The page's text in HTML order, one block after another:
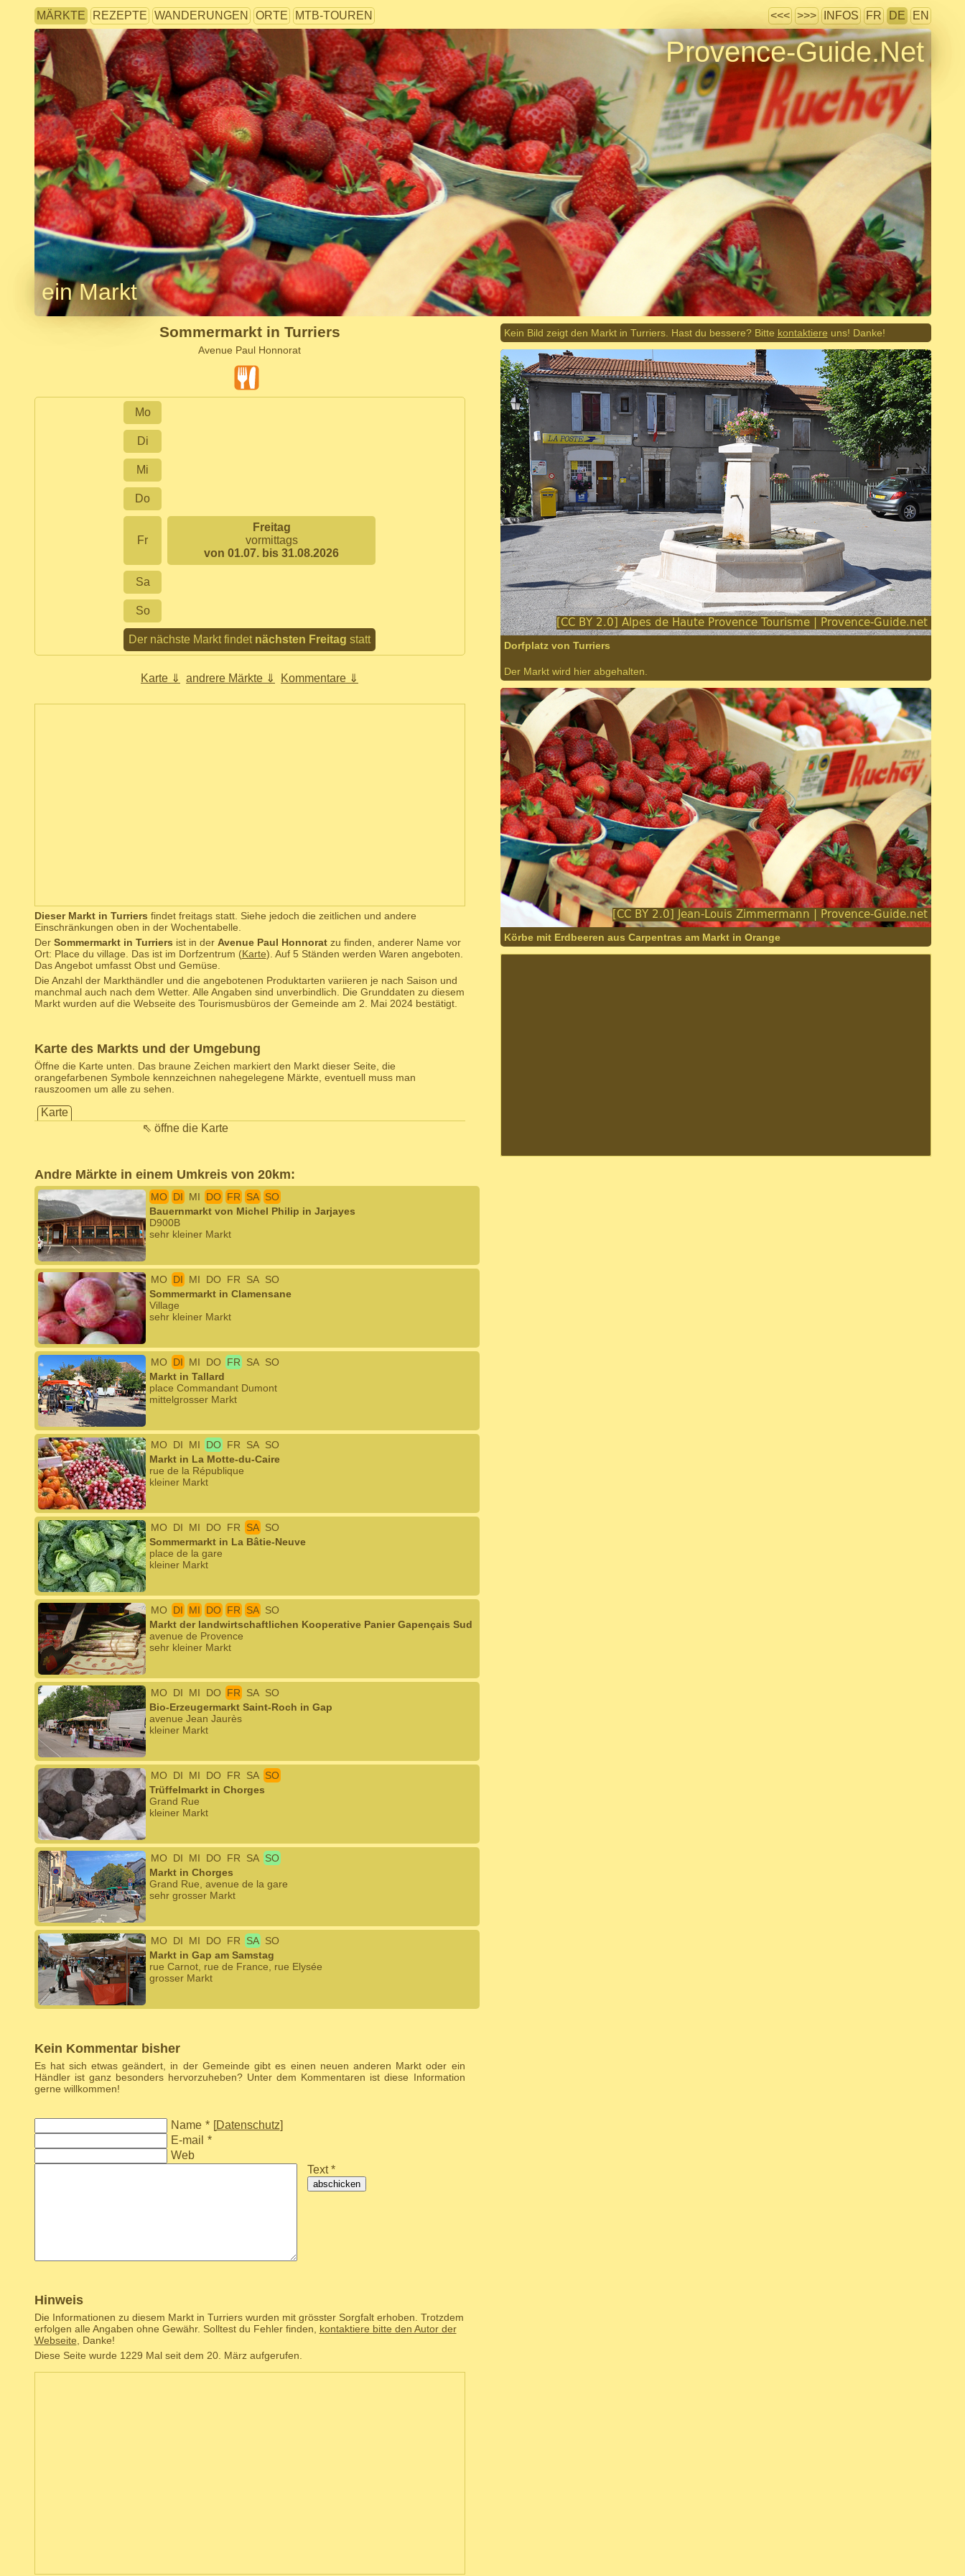
MÄRKTE REZEPTE WANDERUNGEN ORTE MTB-TOUREN <<< >>> INFOS FR DE EN
Provence-Guide.Net
ein Markt
Sommermarkt in Turriers
Avenue Paul Honnorat
Mo
Di
Mi
Do
Fr
Freitag
vormittags
von 01.07. bis 31.08.2026
Sa
So
Der nächste Markt findet nächsten Freitag statt
Karte ⇓ andrere Märkte ⇓ Kommentare ⇓
Dieser Markt in Turriers findet freitags statt. Siehe jedoch die zeitlichen und andere
Einschränkungen oben in der Wochentabelle.
Der Sommermarkt in Turriers ist in der Avenue Paul Honnoratzu finden, anderer Name vor
Ort: Place du village. Das ist im Dorfzentrum (Karte). Auf 5 Ständen werden Waren angeboten.
Das Angebot umfasst Obst und Gemüse.
Die Anzahl der Markthändler und die angebotenen Produktarten variieren je nach Saison und
manchmal auch nach dem Wetter. Alle Angaben sind unverbindlich. Die Grunddaten zu diesem
Markt wurden auf die Webseite des Tourismusbüros der Gemeinde am 2. Mai 2024 bestätigt.
Karte des Markts und der Umgebung
Öffne die Karte unten. Das braune Zeichen markiert den Markt dieser Seite, die
orangefarbenen Symbole kennzeichnen nahegelegene Märkte, eventuell muss man
rauszoomen um alle zu sehen.
Karte
⇖ öffne die Karte
Andre Märkte in einem Umkreis von 20km:
MO DI MI DO FR SA SO
Bauernmarkt von Michel Philip in Jarjayes
D900B
sehr kleiner Markt
MO DI MI DO FR SA SO
Sommermarkt in Clamensane
Village
sehr kleiner Markt
MO DI MI DO FR SA SO
Markt in Tallard
place Commandant Dumont
mittelgrosser Markt
MO DI MI DO FR SA SO
Markt in La Motte-du-Caire
rue de la République
kleiner Markt
MO DI MI DO FR SA SO
Sommermarkt in La Bâtie-Neuve
place de la gare
kleiner Markt
MO DI MI DO FR SA SO
Markt der landwirtschaftlichen Kooperative Panier Gapençais Sud
avenue de Provence
sehr kleiner Markt
MO DI MI DO FR SA SO
Bio-Erzeugermarkt Saint-Roch in Gap
avenue Jean Jaurès
kleiner Markt
MO DI MI DO FR SA SO
Trüffelmarkt in Chorges
Grand Rue
kleiner Markt
MO DI MI DO FR SA SO
Markt in Chorges
Grand Rue, avenue de la gare
sehr grosser Markt
MO DI MI DO FR SA SO
Markt in Gap am Samstag
rue Carnot, rue de France, rue Elysée
grosser Markt
Kein Kommentar bisher
Es hat sich etwas geändert, in der Gemeinde gibt es einen neuen anderen Markt oder ein
Händler ist ganz besonders hervorzuheben? Unter dem Kommentaren ist diese Information
gerne willkommen!
Name * [Datenschutz]
E-mail *
Web
Text *
abschicken
Hinweis
Die Informationen zu diesem Markt in Turriers wurden mit grösster Sorgfalt erhoben. Trotzdem
erfolgen alle Angaben ohne Gewähr. Solltest du Fehler finden, kontaktiere bitte den Autor der
Webseite , Danke!
Diese Seite wurde 1229 Mal seit dem 20. März aufgerufen.
Kein Bild zeigt den Markt in Turriers. Hast du bessere? Bitte kontaktiere uns! Danke!
Dorfplatz von Turriers
Der Markt wird hier abgehalten.
Körbe mit Erdbeeren aus Carpentras am Markt in Orange